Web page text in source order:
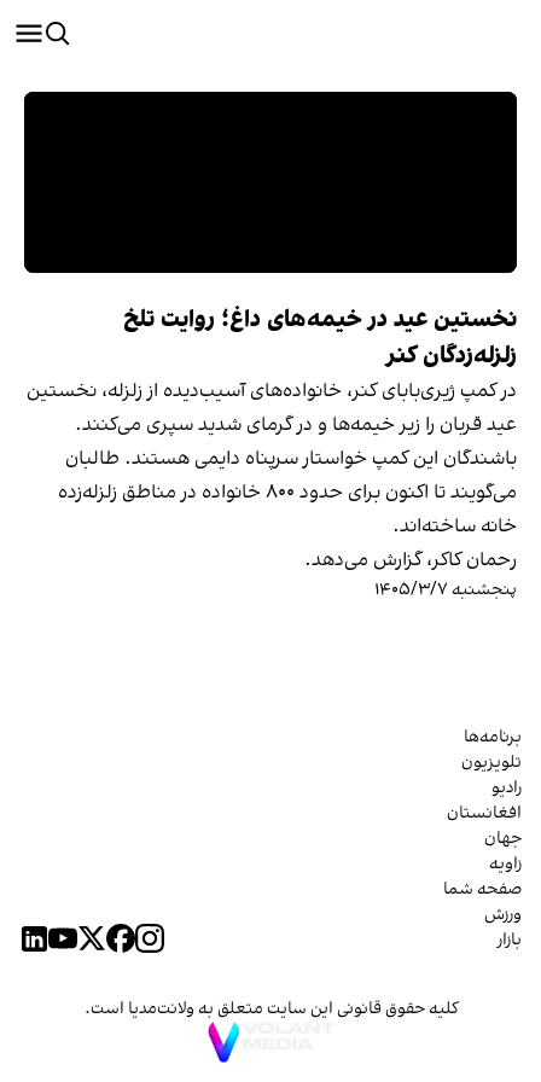
نخستین عید در خیمه‌های داغ؛ روایت تلخ
زلزله‌زدگان کنر
در کمپ ژیری‌بابای کنر، خانواده‌های آسیب‌دیده از زلزله، نخستین
عید قربان را زیر خیمه‌ها و در گرمای شدید سپری می‌کنند.
باشندگان این کمپ خواستار سرپناه دایمی هستند. طالبان
می‌گویند تا اکنون برای حدود ۸۰۰ خانواده در مناطق زلزله‌زده
خانه ساخته‌اند.
رحمان کاکر، گزارش می‌دهد.
پنجشنبه ۱۴۰۵/۳/۷
برنامه‌ها
تلویزیون
رادیو
افغانستان
جهان
زاویه
صفحه شما
ورزش
بازار
کلیه حقوق قانونی این سایت متعلق به ولانت‌مدیا است.